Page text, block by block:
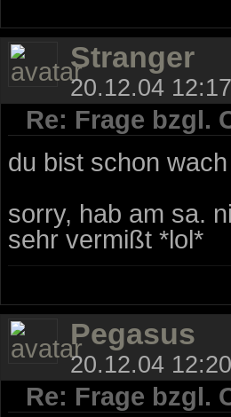
Stranger
20.12.04 12:17
Re: Frage bzgl.
du bist schon
sorry, hab am sa.
sehr vermißt *lol*
Pegasus
20.12.04 12:20
Re: Frage bzgl.